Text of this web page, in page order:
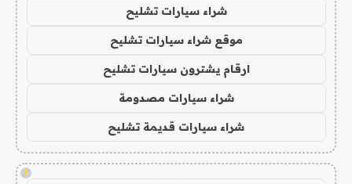
شراء سيارات تشليح
موقع شراء سيارات تشليح
ارقام يشترون سيارات تشليح
شراء سيارات مصدومة
شراء سيارات قديمة تشليح
!